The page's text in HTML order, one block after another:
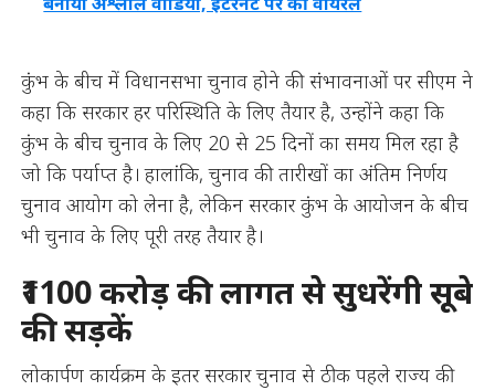
कुंभ के बीच में विधानसभा चुनाव होने की संभावनाओं पर सीएम ने
कहा कि सरकार हर परिस्थिति के लिए तैयार है, उन्होंने कहा कि
कुंभ के बीच चुनाव के लिए 20 से 25 दिनों का समय मिल रहा है
जो कि पर्याप्त है। हालांकि, चुनाव की तारीखों का अंतिम निर्णय
चुनाव आयोग को लेना है, लेकिन सरकार कुंभ के आयोजन के बीच
भी चुनाव के लिए पूरी तरह तैयार है।
₹1100 करोड़ की लागत से सुधरेंगी सूबे
की सड़कें
लोकार्पण कार्यक्रम के इतर सरकार चुनाव से ठीक पहले राज्य की